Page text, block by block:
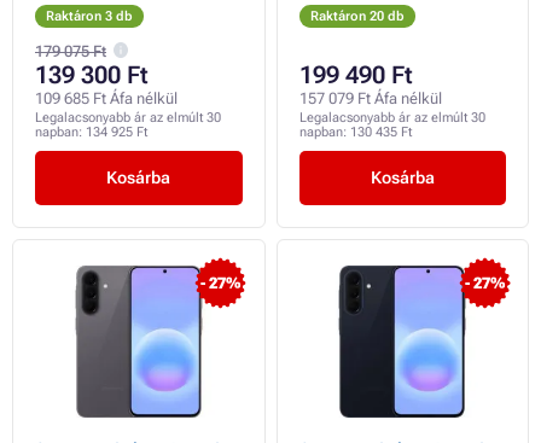
Raktáron 3 db
179 075 Ft
139 300 Ft
109 685 Ft Áfa nélkül
Legalacsonyabb ár az elmúlt 30
napban: 134 925 Ft
Kosárba
Raktáron 20 db
199 490 Ft
157 079 Ft Áfa nélkül
Legalacsonyabb ár az elmúlt 30
napban: 130 435 Ft
Kosárba
- 27% - 27%